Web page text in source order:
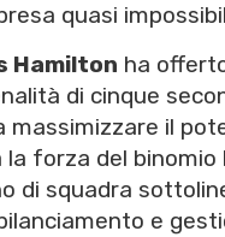
quasi
Hamilton ha
di cinque
il
forza del binomio
di squadra
e